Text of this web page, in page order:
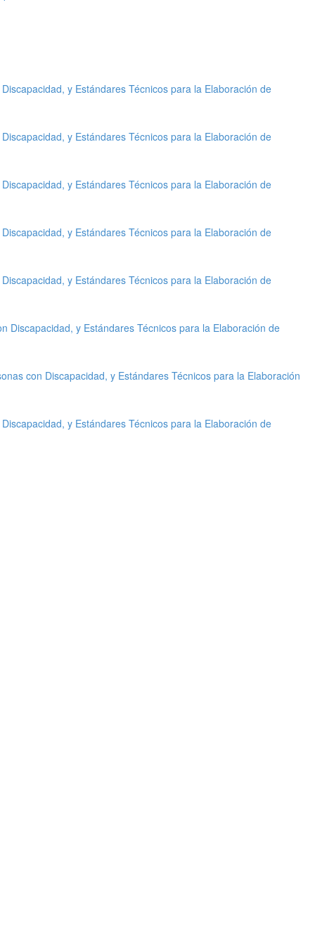
y Estándares Técnicos para la Elaboración de
y Estándares Técnicos para la Elaboración de
y Estándares Técnicos para la Elaboración de
y Estándares Técnicos para la Elaboración de
y Estándares Técnicos para la Elaboración de
Discapacidad, y Estándares Técnicos para la Elaboración de
con Discapacidad, y Estándares Técnicos para la Elaboración
y Estándares Técnicos para la Elaboración de